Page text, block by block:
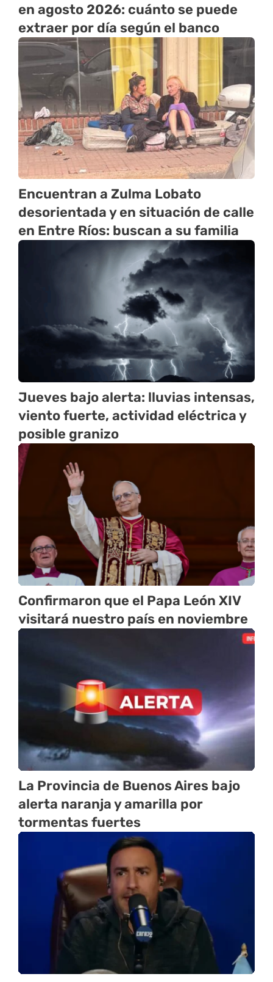
en agosto 2026: cuánto se puede
extraer por día según el banco
Encuentran a Zulma Lobato
desorientada y en situación de calle
en Entre Ríos: buscan a su familia
Jueves bajo alerta: lluvias intensas,
viento fuerte, actividad eléctrica y
posible granizo
Confirmaron que el Papa León XIV
visitará nuestro país en noviembre
La Provincia de Buenos Aires bajo
alerta naranja y amarilla por
tormentas fuertes